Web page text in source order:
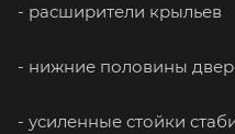
- расширители крыльев
- нижние половины
- усиленные стойки